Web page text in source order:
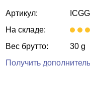
Артикул:
На складе:
Вес брутто:
30 g
Получить